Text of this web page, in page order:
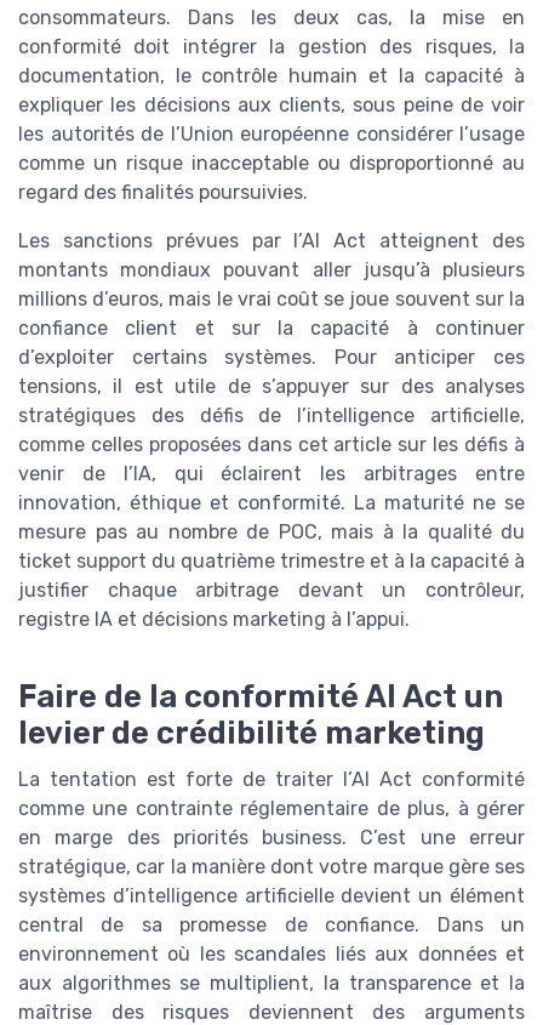
consommateurs. Dans les deux cas, la mise en
conformité doit intégrer la gestion des risques, la
documentation, le contrôle humain et la capacité à
expliquer les décisions aux clients, sous peine de voir
les autorités de l’Union européenne considérer l’usage
comme un risque inacceptable ou disproportionné au
regard des finalités poursuivies.
Les sanctions prévues par l’AI Act atteignent des
montants mondiaux pouvant aller jusqu’à plusieurs
millions d’euros, mais le vrai coût se joue souvent sur la
confiance client et sur la capacité à continuer
d’exploiter certains systèmes. Pour anticiper ces
tensions, il est utile de s’appuyer sur des analyses
stratégiques des défis de l’intelligence artificielle,
comme celles proposées dans cet article sur les défis à
venir de l’IA, qui éclairent les arbitrages entre
innovation, éthique et conformité. La maturité ne se
mesure pas au nombre de POC, mais à la qualité du
ticket support du quatrième trimestre et à la capacité à
justifier chaque arbitrage devant un contrôleur,
registre IA et décisions marketing à l’appui.
Faire de la conformité AI Act un
levier de crédibilité marketing
La tentation est forte de traiter l’AI Act conformité
comme une contrainte réglementaire de plus, à gérer
en marge des priorités business. C’est une erreur
stratégique, car la manière dont votre marque gère ses
systèmes d’intelligence artificielle devient un élément
central de sa promesse de confiance. Dans un
environnement où les scandales liés aux données et
aux algorithmes se multiplient, la transparence et la
maîtrise des risques deviennent des arguments